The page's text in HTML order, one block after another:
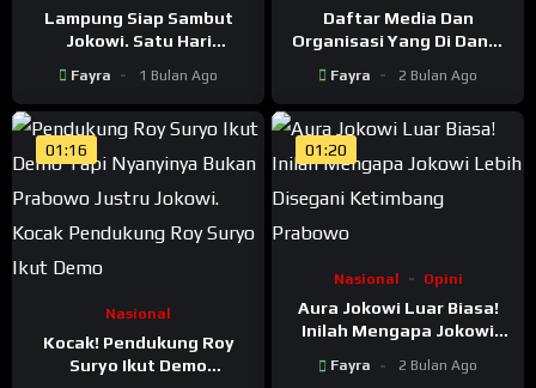
Lampung Siap Sambut
Jokowi. Satu Hari
Lampung, Warga Masih
Padati Rumah Jokowi
Fayra 1 Bulan Ago
Daftar Media Dan
Organisasi Yang Di Danai
Acik Indonesia
Fayra 2 Bulan Ago
01:16
Nasional
Kocak! Pendukung Roy
Suryo Ikut Demo
01:20
Nasional Opini
Aura Jokowi Luar Biasa!
Inilah Mengapa Jokowi
Prabowo
Fayra 2 Bulan Ago